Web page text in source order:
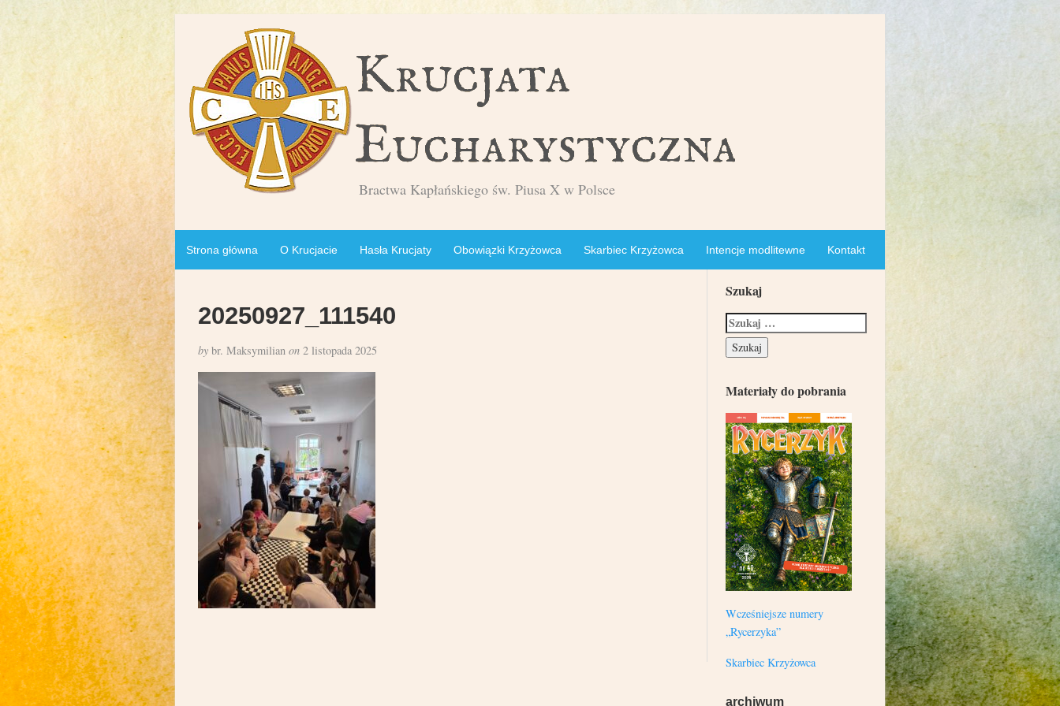
Bractwa Kapłańskiego św. Piusa X w Polsce
Strona główna O Krucjacie Hasła Krucjaty Obowiązki Krzyżowca Skarbiec Krzyżowca Intencje modlitewne Kontakt
20250927_111540
bybr. Maksymilian on2 listopada 2025
Szukaj
Materiały do pobrania
Wcześniejsze numery
„Rycerzyka”
Skarbiec Krzyżowca
archiwum